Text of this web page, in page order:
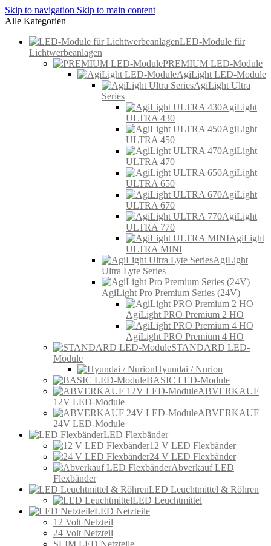
Skip to navigation Skip to main content
Alle Kategorien
LED-Module für
Lichtwerbeanlagen
PREMIUM LED-Module
AgiLight LED-Module
AgiLight Ultra
Series
AgiLight
ULTRA 430
AgiLight
ULTRA 450
AgiLight
ULTRA 470
AgiLight
ULTRA 650
AgiLight
ULTRA 670
AgiLight
ULTRA 770
AgiLight
ULTRA MINI
AgiLight
Ultra Lyte Series
AgiLight Pro Premium Series (24V)
AgiLight PRO Premium 2 HO
AgiLight PRO Premium 4 HO
STANDARD LED-
Module
Hyundai / Nurion
BASIC LED-Module
ABVERKAUF
12V LED-Module
ABVERKAUF
24V LED-Module
LED Flexbänder
12 V LED Flexbänder
24 V LED Flexbänder
Abverkauf LED
Flexbänder
LED Leuchtmittel & Röhren
LED Leuchtmittel
LED Netzteile
12 Volt Netzteil
24 Volt Netzteil
SLIM LED Netzteile